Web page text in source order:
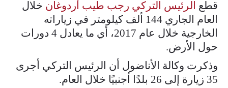
قطع الرئيس التركي رجب طيب أردوغان خلال
العام الجاري 144 ألف كيلومتر في زياراته
الخارجية خلال عام 2017، أي ما يعادل 4 دورات
حول الأرض.
وذكرت وكالة الأناضول أن الرئيس التركي أجرى
35 زيارة إلى 26 بلدًا أجنبيًا خلال العام.